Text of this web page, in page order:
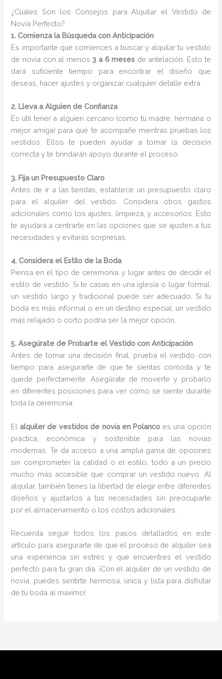
¿Cuáles Son los Consejos para Alquilar el Vestido de
Novia Perfecto?
1. Comienza la Búsqueda con Anticipación
Es importante que comiences a buscar y alquilar tu vestido
de novia con al menos3 a 6 meses de antelación. Esto te
dará suficiente tiempo para encontrar el diseño que
deseas, hacer ajustes y organizar cualquier detalle extra.
2. Lleva a Alguien de Confianza
Es útil tener a alguien cercano (como tu madre, hermana o
mejor amiga) para que te acompañe mientras pruebas los
vestidos. Ellos te pueden ayudar a tomar la decisión
correcta y te brindarán apoyo durante el proceso.
3. Fija un Presupuesto Claro
Antes de ir a las tiendas, establece un presupuesto claro
para el alquiler del vestido. Considera otros gastos
adicionales como los ajustes, limpieza, y accesorios. Esto
te ayudará a centrarte en las opciones que se ajusten a tus
necesidades y evitarás sorpresas.
4. Considera el Estilo de la Boda
Piensa en el tipo de ceremonia y lugar antes de decidir el
estilo de vestido. Si te casas en una iglesia o lugar formal,
un vestido largo y tradicional puede ser adecuado. Si tu
boda es más informal o en un destino especial, un vestido
más relajado o corto podría ser la mejor opción.
5. Asegúrate de Probarte el Vestido con Anticipación
Antes de tomar una decisión final, prueba el vestido con
tiempo para asegurarte de que te sientas cómoda y te
quede perfectamente. Asegúrate de moverte y probarlo
en diferentes posiciones para ver cómo se siente durante
toda la ceremonia.
El alquiler de vestidos de novia en Polanco es una opción
práctica, económica y sostenible para las novias
modernas. Te da acceso a una amplia gama de opciones
sin comprometer la calidad o el estilo, todo a un precio
mucho más accesible que comprar un vestido nuevo. Al
alquilar, también tienes la libertad de elegir entre diferentes
diseños y ajustarlos a tus necesidades sin preocuparte
por el almacenamiento o los costos adicionales.
Recuerda seguir todos los pasos detallados en este
artículo para asegurarte de que el proceso de alquiler sea
una experiencia sin estrés y que encuentres el vestido
perfecto para tu gran día. ¡Con el alquiler de un vestido de
novia, puedes sentirte hermosa, única y lista para disfrutar
de tu boda al máximo!